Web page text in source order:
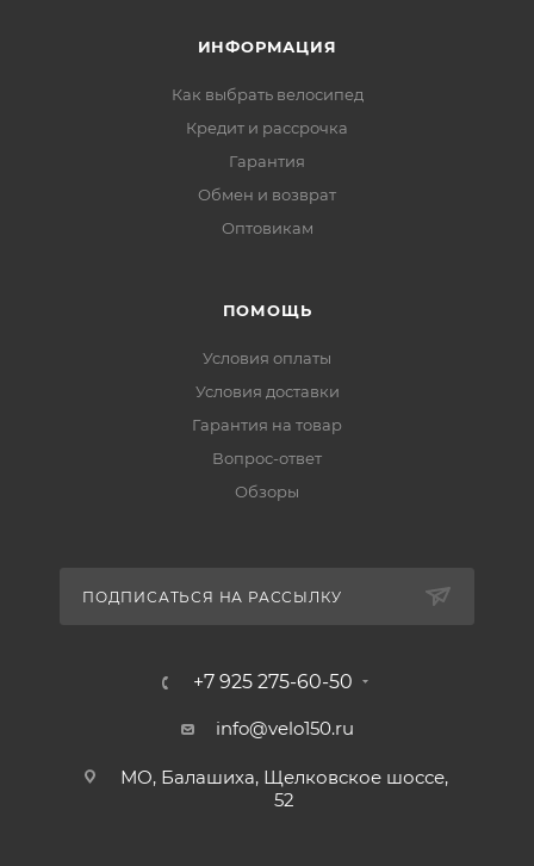
ИНФОРМАЦИЯ
Как выбрать велосипед
Кредит и рассрочка
Гарантия
Обмен и возврат
Оптовикам
ПОМОЩЬ
Условия оплаты
Условия доставки
Гарантия на товар
Вопрос-ответ
Обзоры
ПОДПИСАТЬСЯ НА РАССЫЛКУ
+7 925 275-60-50
info@velo150.ru
МО, Балашиха, Щелковское шоссе,
52